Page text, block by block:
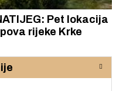
Pet lokacija
rijeke Krke